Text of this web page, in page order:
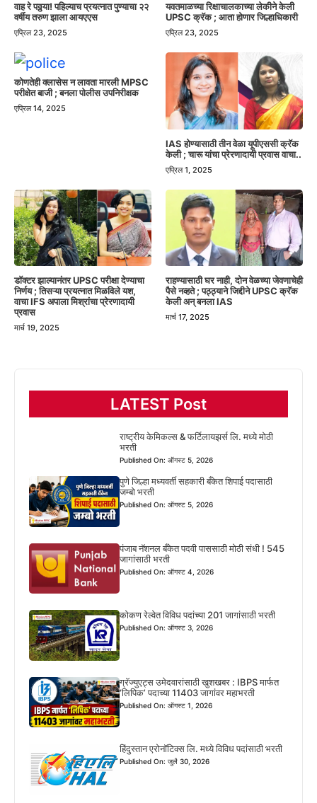
वाह रे पठ्ठया! पहिल्याच प्रयत्नात पुण्याचा २२
वर्षीय तरुण झाला आयएएस
एप्रिल 23, 2025
यवतमाळच्या रिक्षाचालकाच्या लेकीने केली
UPSC क्रॅक ; आता होणार जिल्हाधिकारी
एप्रिल 23, 2025
कोणतेही क्लासेस न लावता मारली MPSC
परीक्षेत बाजी ; बनला पोलीस उपनिरीक्षक
एप्रिल 14, 2025
IAS होण्यासाठी तीन वेळा यूपीएससी क्रॅक
केली ; चारू यांचा प्रेरणादायी प्रवास वाचा..
एप्रिल 1, 2025
डॉक्टर झाल्यानंतर UPSC परीक्षा देण्याचा
निर्णय ; तिसऱ्या प्रयत्नात मिळविले यश,
वाचा IFS अपाला मिश्रांचा प्रेरणादायी
प्रवास
मार्च 19, 2025
राहण्यासाठी घर नाही, दोन वेळच्या जेवणाचेही
पैसे नव्हते ; पठ्ठ्याने जिद्दीने UPSC क्रॅक
केली अन् बनला IAS
मार्च 17, 2025
LATEST Post
राष्ट्रीय केमिकल्स & फर्टिलायझर्स लि. मध्ये मोठी
भरती
Published On: ऑगस्ट 5, 2026
पुणे जिल्हा मध्यवर्ती सहकारी बँकेत शिपाई पदासाठी
जम्बो भरती
Published On: ऑगस्ट 5, 2026
पंजाब नॅशनल बँकेत पदवी पाससाठी मोठी संधी ! 545
जागांसाठी भरती
Published On: ऑगस्ट 4, 2026
कोकण रेल्वेत विविध पदांच्या 201 जागांसाठी भरती
Published On: ऑगस्ट 3, 2026
ग्रॅज्युएट्स उमेदवारांसाठी खुशखबर : IBPS मार्फत
‘लिपिक’ पदाच्या 11403 जागांवर महाभरती
Published On: ऑगस्ट 1, 2026
हिंदुस्तान एरोनॉटिक्स लि. मध्ये विविध पदांसाठी भरती
Published On: जुलै 30, 2026